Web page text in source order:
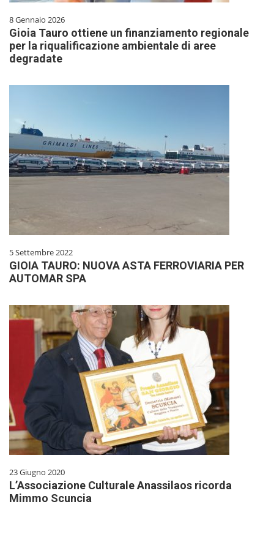
8 Gennaio 2026
Gioia Tauro ottiene un finanziamento regionale
per la riqualificazione ambientale di aree
degradate
5 Settembre 2022
GIOIA TAURO: NUOVA ASTA FERROVIARIA PER
AUTOMAR SPA
23 Giugno 2020
L’Associazione Culturale Anassilaos ricorda
Mimmo Scuncia